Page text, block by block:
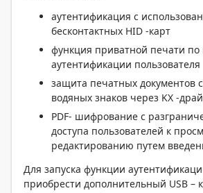
аутентификация с
бесконтактных HID -карт
функция приватной печати
аутентификации пользователя
защита печатных документов
водяных знаков через KX -
PDF- шифрование с
доступа пользователей к
редактированию путем
Для запуска функции
приобрести дополнительный USB –